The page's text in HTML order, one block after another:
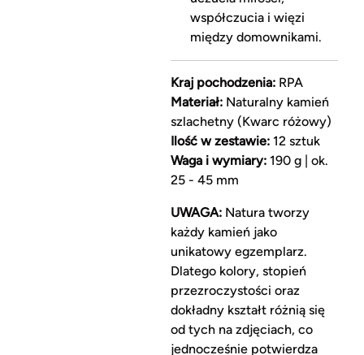
współczucia i więzi
między domownikami.
Kraj pochodzenia:RPA
Materiał:Naturalny kamień
szlachetny (Kwarc różowy)
Ilość w zestawie:12 sztuk
Waga i wymiary:190 g | ok.
25 - 45 mm
UWAGA:Natura tworzy
każdy kamień jako
unikatowy egzemplarz.
Dlatego kolory, stopień
przezroczystości oraz
dokładny kształt różnią się
od tych na zdjęciach, co
jednocześnie potwierdza